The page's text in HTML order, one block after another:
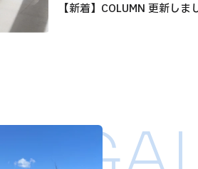
【新着】COLUMN 更新しました。 Sub/